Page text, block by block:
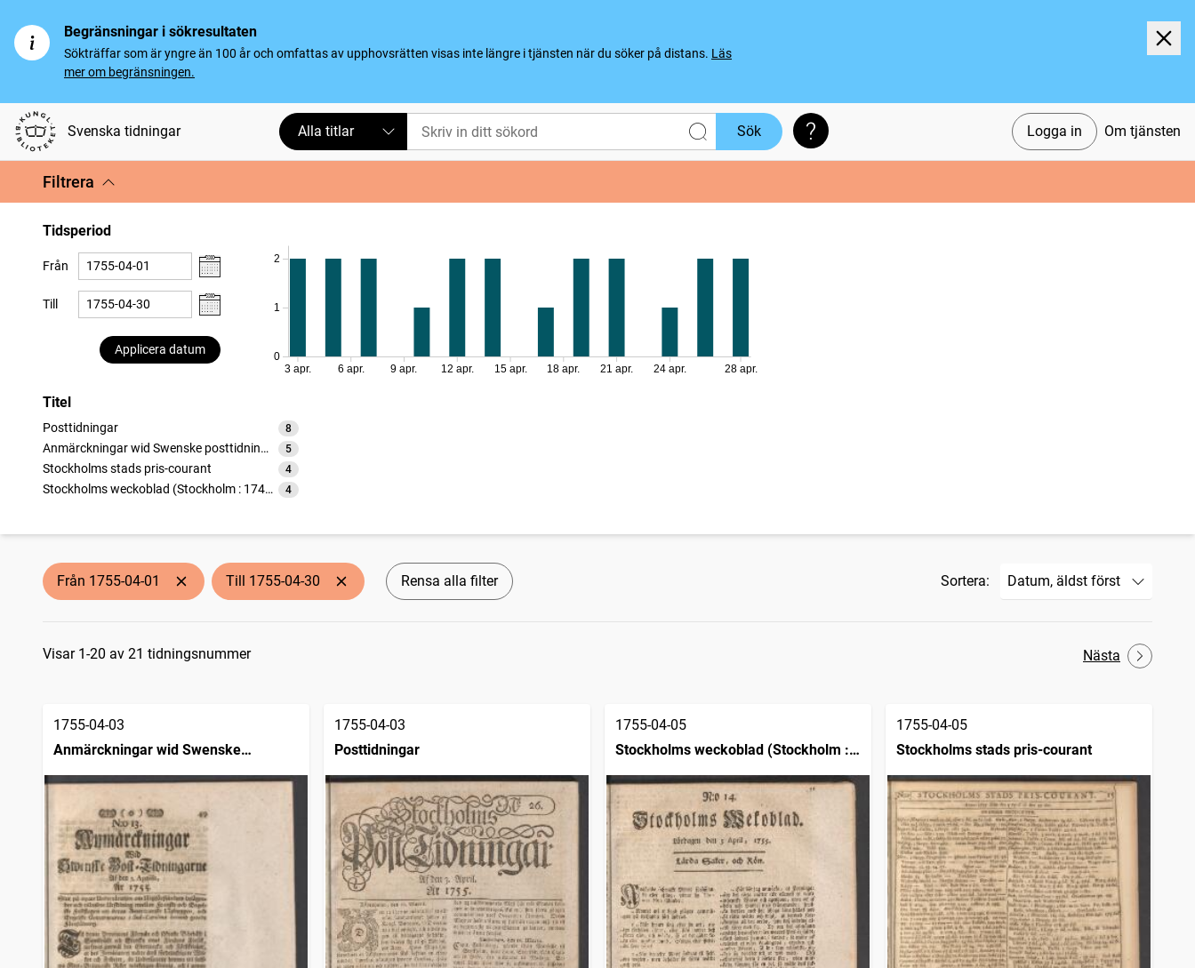
Begränsningar i sökresultaten
Sökträffar som är yngre än 100 år och omfattas av upphovsrätten visas inte längre i tjänsten när du söker på distans. Läs
mer om begränsningen.
Svenska tidningar Logga in Om tjänsten
Alla titlar Sök Söktips
Filtrera
Tidsperiod
Från
Till
Applicera datum
0
1
2
3 apr. 6 apr. 9 apr. 12 apr. 15 apr. 18 apr. 21 apr. 24 apr. 28 apr.
Titel
Posttidningar 8
träffar
Anmärckningar wid Swenske posttidningarne
5
träffar
Stockholms stads pris-courant
4
träffar
Stockholms weckoblad (Stockholm : 1745)
4
träffar
Från 1755-04-01 Till 1755-04-30 Rensa alla filter Sortera:
Sökresultat
Visar 1-20 av 21 tidningsnummer Nästa
1755-04-03
Anmärckningar wid Swenske
posttidningarne
1755-04-03
Posttidningar
1755-04-05
Stockholms weckoblad (Stockholm :
1745)
1755-04-05
Stockholms stads pris-courant